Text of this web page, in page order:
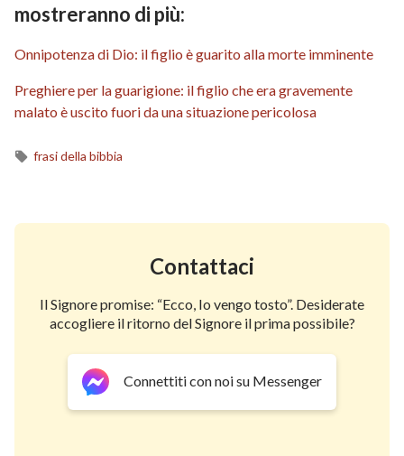
mostreranno di più:
Onnipotenza di Dio: il figlio è guarito alla morte imminente
Preghiere per la guarigione: il figlio che era gravemente
malato è uscito fuori da una situazione pericolosa
frasi della bibbia
Contattaci
Il Signore promise: “Ecco, Io vengo tosto”. Desiderate
accogliere il ritorno del Signore il prima possibile?
Connettiti con noi su Messenger